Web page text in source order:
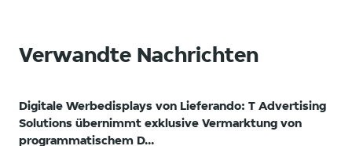
Verwandte Nachrichten
Digitale Werbedisplays von Lieferando: T Advertising
Solutions übernimmt exklusive Vermarktung von
programmatischem D...